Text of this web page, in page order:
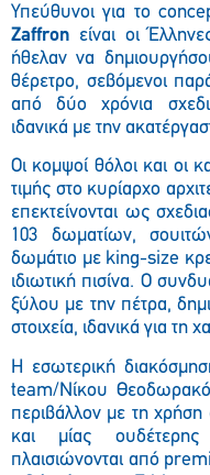
Υπεύθυνοι για το
Zaffron είναι οι
ήθελαννα
θέρετρο, σεβόμενοι
από δύο χρόνια
ιδανικά με την
Οι κομψοί θόλοι και οι
τιμής στο κυρίαρχο
επεκτείνονται ως
103 δωματίων,
δωμάτιο με king-size
ιδιωτική πισίνα. Ο
ξύλου με την πέτρα,
στοιχεία, ιδανικά για
Η εσωτερική
team/Νίκου
περιβάλλον με τη
και μίας
πλαισιώνονται από